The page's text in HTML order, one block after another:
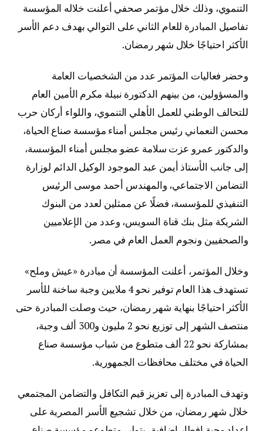
التنموي، وذلك خلال مؤتمر صحفي أعلنت خلاله المؤسسة
تفاصيل المبادرة للعام الثاني على التوالي بهدف دعم الأسر
الأكثر احتياجًا خلال شهر رمضان.
وحضر فعاليات المؤتمر عدد من الشخصيات العامة
والمسؤولين، من بينهم الدكتورة نبيلة مكرم الأمين العام
للتحالف الوطني للعمل الأهلي التنموي، واللواء أركان حرب
محسن النعماني رئيس مجلس أمناء مؤسسة صناع الحياة،
والدكتور عمرو عزت سلامة عضو مجلس أمناء المؤسسة،
إلى جانب الأستاذ أيمن عبد الموجود الوكيل الدائم لوزارة
التضامن الاجتماعي، والمهندس أحمد موسى الرئيس
التنفيذي للمؤسسة، فضلًا عن ممثلين لعدد من البنوك
الشريكة مثل بنك قناة السويس، وعدد من الإعلاميين
والصحفيين ونجوم العمل العام في مصر.
وخلال المؤتمر، أعلنت المؤسسة أن مبادرة «عيش وملح»
تستهدف هذا العام توفير نحو 4 ملايين وجبة ساخنة للأسر
الأكثر احتياجًا بنهاية شهر رمضان، حيث وصلت المبادرة حتى
منتصف الشهر إلى توزيع نحو 2 مليون و300 ألف وجبة،
بمشاركة نحو 22 ألف متطوع من شباب مؤسسة صناع
الحياة في مختلف محافظات الجمهورية.
وتهدف المبادرة إلى تعزيز قيم التكافل والتضامن المجتمعي
خلال شهر رمضان، من خلال تشجيع الأسر المصرية على